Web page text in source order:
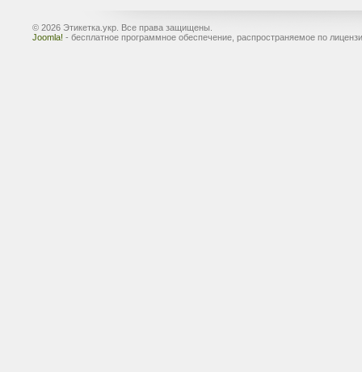
© 2026 Этикетка.укр. Все права защищены.
Joomla! - бесплатное программное обеспечение, распространяемое по